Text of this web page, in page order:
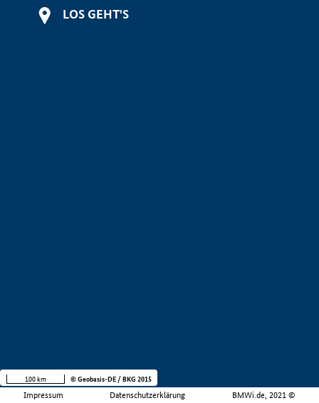
LOS GEHT'S
Impressum Datenschutzerklärung BMWi.de, 2021 ©
100 km © Geobasis-DE / BKG 2015